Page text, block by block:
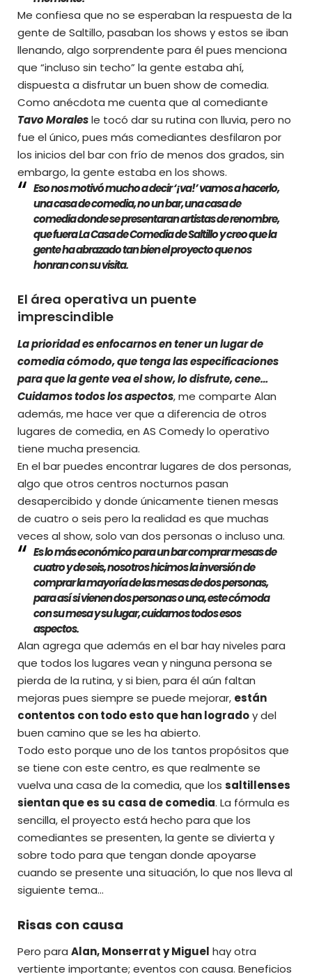
Me confiesa que no se esperaban la respuesta de la
gente de Saltillo, pasaban los shows y estos se iban
llenando, algo sorprendente para él pues menciona
que “incluso sin techo” la gente estaba ahí,
dispuesta a disfrutar un buen show de comedia.
Como anécdota me cuenta que al comediante
Tavo Moralesle tocó dar su rutina con lluvia, pero no
fue el único, pues más comediantes desfilaron por
los inicios del bar con frío de menos dos grados, sin
embargo, la gente estaba en los shows.
Eso nos motivó mucho a decir ‘¡va!’ vamos a hacerlo,
una casa de comedia, no un bar, una casa de
comedia donde se presentaran artistas de renombre,
que fueraLa Casa de Comedia de Saltilloy creo que la
gente ha abrazado tan bien el proyecto que nos
honran con su visita.
El área operativa un puente
imprescindible
La prioridad es enfocarnos en tener un lugar de
comedia cómodo, que tenga las especificaciones
para que la gente vea el show, lo disfrute, cene…
Cuidamos todos los aspectos, me comparte Alan
además, me hace ver que a diferencia de otros
lugares de comedia, en AS Comedy lo operativo
tiene mucha presencia.
En el bar puedes encontrar lugares de dos personas,
algo que otros centros nocturnos pasan
desapercibido y donde únicamente tienen mesas
de cuatro o seis pero la realidad es que muchas
veces al show, solo van dos personas o incluso una.
Es lo más económico para un bar comprar mesas de
cuatro y de seis, nosotros hicimos la inversión de
comprar la mayoría de las mesas de dos personas,
para así si vienen dos personas o una, este cómoda
con su mesa y su lugar, cuidamos todos esos
aspectos.
Alan agrega que además en el bar hay niveles para
que todos los lugares vean y ninguna persona se
pierda de la rutina, y si bien, para él aún faltan
mejoras pues siempre se puede mejorar, están
contentos con todo esto que han logradoy del
buen camino que se les ha abierto.
Todo esto porque uno de los tantos propósitos que
se tiene con este centro, es que realmente se
vuelva una casa de la comedia, que los saltillenses
sientan que es su casa de comedia. La fórmula es
sencilla, el proyecto está hecho para que los
comediantes se presenten, la gente se divierta y
sobre todo para que tengan donde apoyarse
cuando se presente una situación, lo que nos lleva al
siguiente tema…
Risas con causa
Pero para Alan, Monserrat y Miguel hay otra
vertiente importante; eventos con causa. Beneficios